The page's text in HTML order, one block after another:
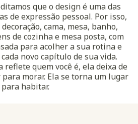
que o design é uma das
de expressão pessoal. Por isso,
cama, mesa, banho,
de cozinha e mesa posta, com
para acolher a sua rotina e
novo capítulo de sua vida.
reflete quem você é, ela deixa de
morar. Ela se torna um lugar
para habitar.